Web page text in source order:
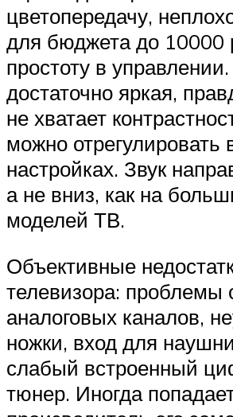
цветопередачу,
для бюджета до 10000
простоту в
достаточно яркая,
не хватает
можно отрегулировать
настройках. Звук
а не вниз, как на
моделей ТВ.
Объективные
телевизора: проблемы
аналоговых каналов,
ножки, вход для
слабый встроенный
тюнер. Иногда